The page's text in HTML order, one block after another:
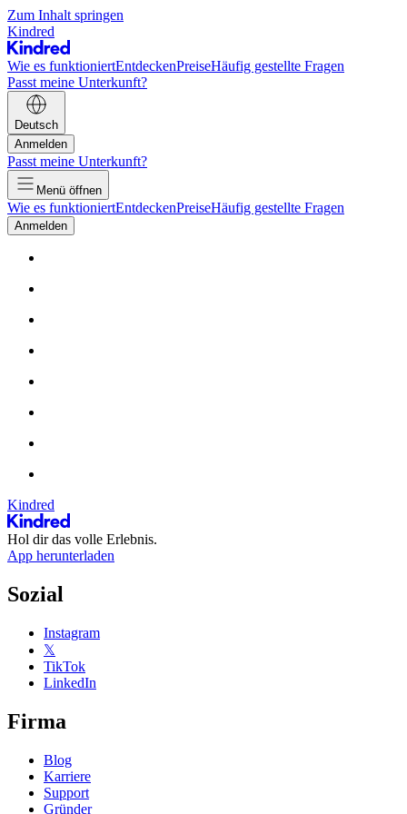
Zum Inhalt springen
Kindred
Wie es funktioniertEntdeckenPreiseHäufig gestellte Fragen
Passt meine Unterkunft?
Deutsch
Anmelden
Passt meine Unterkunft?
Menü öffnen
Wie es funktioniertEntdeckenPreiseHäufig gestellte Fragen
Anmelden
Kindred
Hol dir das volle Erlebnis.
App herunterladen
Sozial
Instagram
𝕏
TikTok
LinkedIn
Firma
Blog
Karriere
Support
Gründer